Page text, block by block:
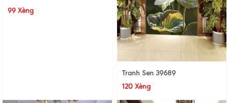
99 Xèng
Tranh Sen 39689
120 Xèng